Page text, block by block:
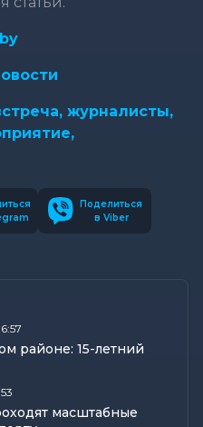
журналисты,
Поделиться
в Viber
районе: 15-летний
масштабные